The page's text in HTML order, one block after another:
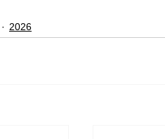
2026